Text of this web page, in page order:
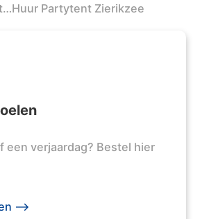
Partytent Zierikzee
een verjaardag? Bestel hier
-->